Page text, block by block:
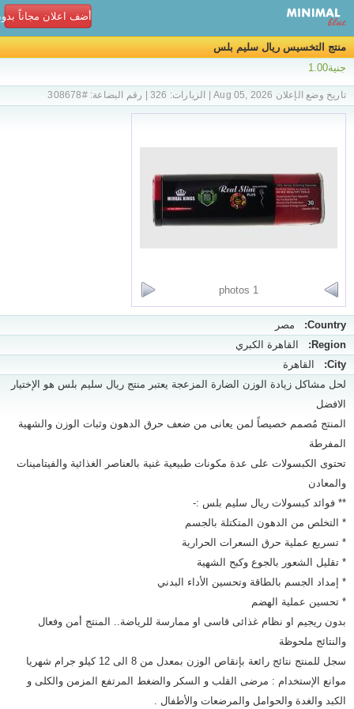
أضف اعلان مجاناً
منتج التخسيس ريال سليم بلس
جنية1.00
تاريخ وضع الإعلان Aug 05, 2026 | الزيارات: 326 | رقم البضاعة: #308678
1 photos
Country:
مصر
Region:
القاهرة الكبري
City:
القاهرة
لحل مشاكل زيادة الوزن الضارة المزعجة يعتبر منتج ريال سليم بلس هو الإختيار
الافضل
المنتج مُصمم خصيصاً لمن يعانى من ضعف حرق الدهون وثبات الوزن والشهية
المفرطة
تحتوى الكبسولات على عدة مكونات طبيعية غنية بالعناصر الغذائية والفيتامينات
والمعادن
** فوائد كبسولات ريال سليم بلس :-
* التخلص من الدهون المتكتلة بالجسم
* تسريع عملية حرق السعرات الحرارية
* تقليل الشعور بالجوع وكبح الشهية
* إمداد الجسم بالطاقة وتحسين الأداء البدني
* تحسين عملية الهضم
بدون ريجيم او نظام غذائى قاسى او ممارسة للرياضة.. المنتج أمن وفعال
والنتائج ملحوظة
سجل للمنتج نتائج رائعة بإنقاص الوزن بمعدل من 8 الى 12 كيلو جرام شهريا
موانع الإستخدام : مرضى القلب و السكر والضغط المرتفع المزمن والكلى و
الكبد والغدة والحوامل والمرضعات والأطفال .